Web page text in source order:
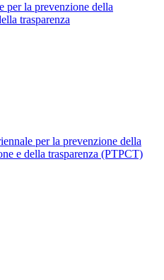
per la prevenzione della
trasparenza
per la prevenzione della
e della trasparenza (PTPCT)